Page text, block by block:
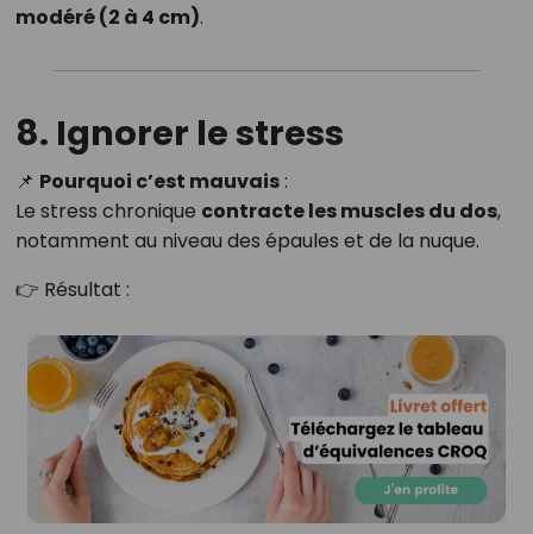
modéré (2 à 4 cm).
8. Ignorer le stress
📌 Pourquoi c’est mauvais:
Le stress chronique contracte les muscles du dos,
notamment au niveau des épaules et de la nuque.
👉 Résultat :